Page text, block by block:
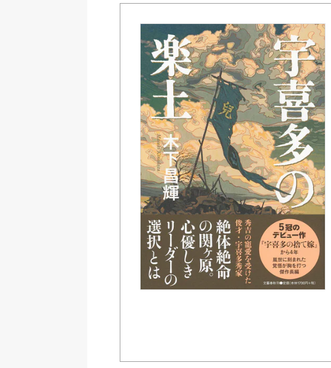
Amazon 楽天ブックス
紀伊國屋書店ウェブストア
e-hon